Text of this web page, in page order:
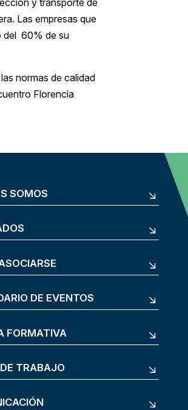
y transporte de
Las empresas que
del 60% de su
normas de calidad
Florencia
SOMOS
DE EVENTOS
FORMATIVA
TRABAJO